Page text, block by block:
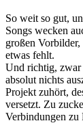
So weit so gut,
Songs wecken
großen
etwas fehlt.
Und richtig, zwar
absolut nichts
Projekt zuhört,
versetzt. Zu
Verbindungen zu